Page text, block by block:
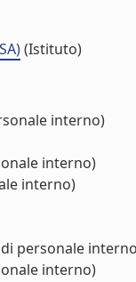
(Istituto)
interno)
interno)
interno)
personale
interno)